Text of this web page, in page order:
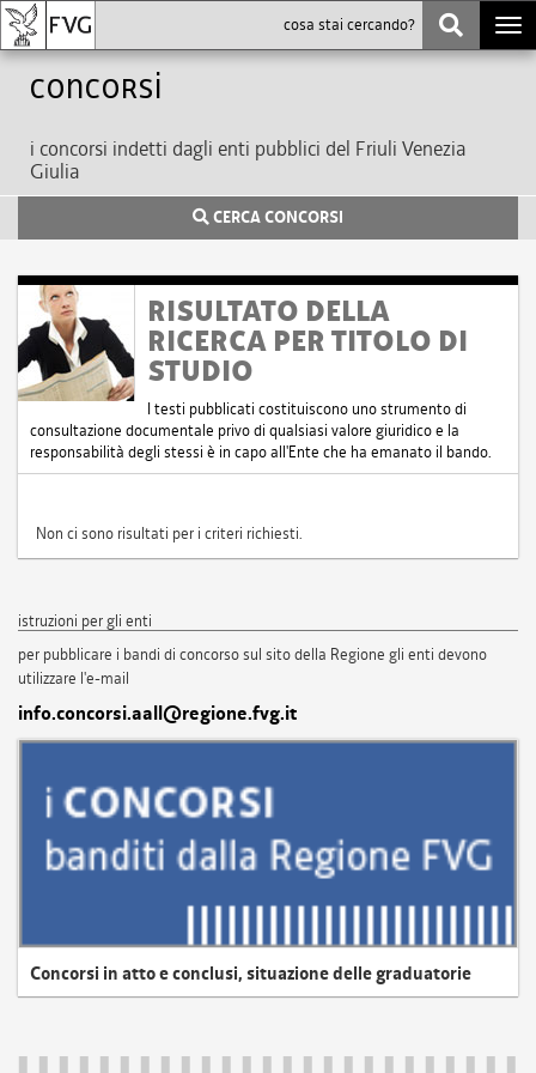
Concorsi
i concorsi indetti dagli enti pubblici del Friuli Venezia
Giulia
CERCA CONCORSI
RISULTATO DELLA
RICERCA PER TITOLO DI
STUDIO
I testi pubblicati costituiscono uno strumento di
consultazione documentale privo di qualsiasi valore giuridico e la
responsabilità degli stessi è in capo all'Ente che ha emanato il bando.
Non ci sono risultati per i criteri richiesti.
istruzioni per gli enti
per pubblicare i bandi di concorso sul sito della Regione gli enti devono
utilizzare l'e-mail
info.concorsi.aall@regione.fvg.it
Concorsi in atto e conclusi, situazione delle graduatorie